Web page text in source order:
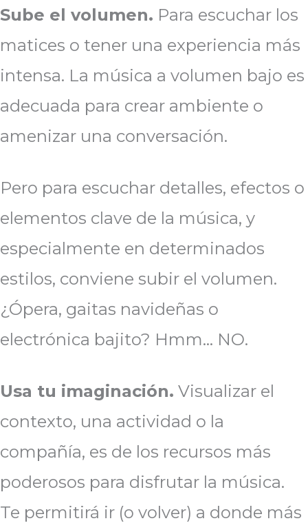
Sube el volumen. Para escuchar los
matices o tener una experiencia más
intensa. La música a volumen bajo es
adecuada para crear ambiente o
amenizar una conversación.
Pero para escuchar detalles, efectos o
elementos clave de la música, y
especialmente en determinados
estilos, conviene subir el volumen.
¿Ópera, gaitas navideñas o
electrónica bajito? Hmm… NO.
Usa tu imaginación. Visualizar el
contexto, una actividad o la
compañía, es de los recursos más
poderosos para disfrutar la música.
Te permitirá ir (o volver) a donde más